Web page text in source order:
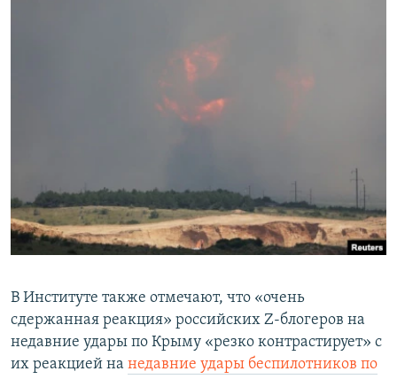
В Институте также отмечают, что «очень
сдержанная реакция» российских Z-блогеров на
недавние удары по Крыму «резко контрастирует» с
их реакцией на недавние удары беспилотников по